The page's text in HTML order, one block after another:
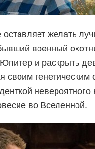
желать
военный
и раскрыть
своим генетическим
невероятного
во Вселенной.